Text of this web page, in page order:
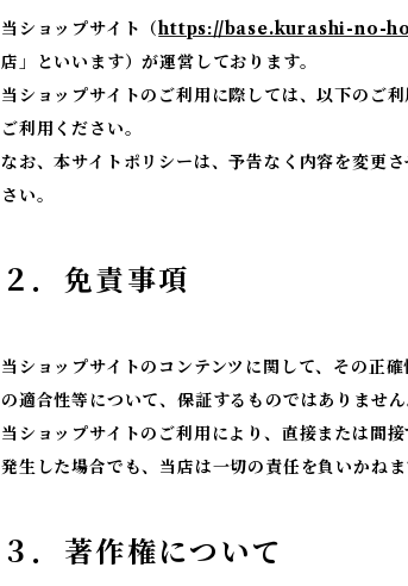
当ショップサイト（https://base.kurashi-no-
店」といいます）が運営しております。
当ショップサイトのご利用に際しては、以下のご
ご利用ください。
なお、本サイトポリシーは、予告なく内容を変更
さい。
２．免責事項
当ショップサイトのコンテンツに関して、その正
の適合性等について、保証するものではありません
当ショップサイトのご利用により、直接または間
発生した場合でも、当店は一切の責任を負いかねま
３．著作権について